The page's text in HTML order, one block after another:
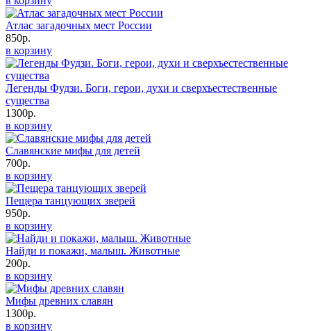
Атлас загадочных мест России
850р.
в корзину
Легенды Фудзи. Боги, герои, духи и сверхъестественные
существа
1300р.
в корзину
Славянские мифы для детей
700р.
в корзину
Пещера танцующих зверей
950р.
в корзину
Найди и покажи, малыш. Животные
200р.
в корзину
Мифы древних славян
1300р.
в корзину